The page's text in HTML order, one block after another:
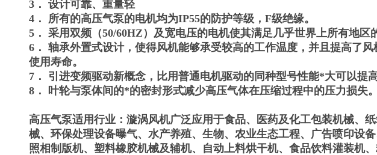
3． 设计可靠、重量轻
4． 所有的高压气泵的电机均为IP55的防护等级，F级绝缘。
5． 采用双频（50/60HZ）及宽电压的电机使其满足几乎世界上所有地区
6． 轴承外置式设计，使得风机能够承受较高的工作温度，并且提高了风
使用寿命。
7． 引进变频驱动新概念，比用普通电机驱动的同种型号性能*大可以提高
8． 叶轮与泵体间的*的密封形式减少高压气体在压缩过程中的压力损失。
高压气泵适用行业：漩涡风机广泛应用于食品、医药及化工包装机械、
械、环保处理设备曝气、水产养殖、生物、农业生态工程、广告喷印设备
照相制版机、塑料橡胶机械及辅机、自动上料烘干机、食品饮料灌装机